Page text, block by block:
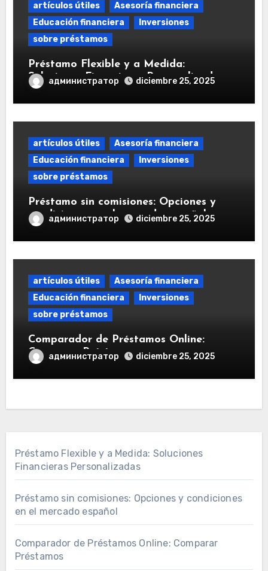
artículos útiles
Asesoría financiera
Educación financiera
Inversiones
sobre préstamos
Préstamo Flexible y a Medida:
Soluciones Financieras Personalizadas
администратор diciembre 25, 2025
artículos útiles
Asesoría financiera
Educación financiera
Inversiones
sobre préstamos
Préstamo sin comisiones: Opciones y
condiciones en el mercado español
администратор diciembre 25, 2025
artículos útiles
Asesoría financiera
Educación financiera
Inversiones
sobre préstamos
Comparador de Préstamos Online:
Comparar Préstamos
администратор diciembre 25, 2025
Préstamo Flexible y a Medida: Soluciones
Financieras Personalizadas
Préstamo sin comisiones: Opciones y condiciones
en el mercado español
Comparador de Préstamos Online: Comparar
Préstamos